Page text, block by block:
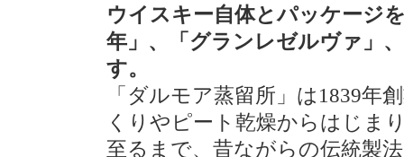
ウイスキー自体とパッケージ
年」、「グランレゼルヴァ」
す。
「ダルモア蒸留所」は1839年
くりやピート乾燥からはじま
至るまで、昔ながらの伝統製